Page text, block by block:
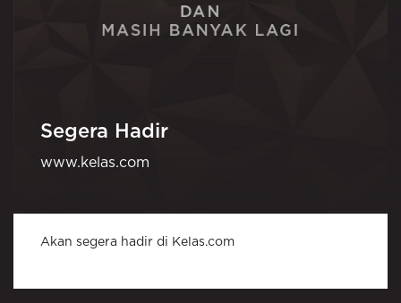
Segera Hadir
www.kelas.com
Akan segera hadir di Kelas.com